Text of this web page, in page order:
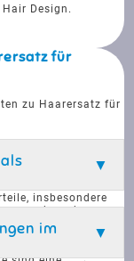
Design.
für
zu Haarersatz für
insbesondere
machen, den
langlebig und
behandelt werden.
Aktivitäten wie
im